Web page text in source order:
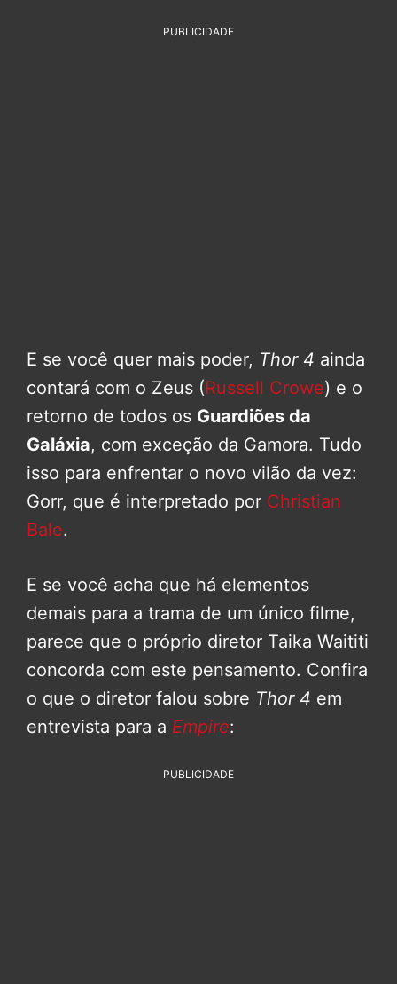
PUBLICIDADE
E se você quer mais poder, Thor 4 ainda
contará com o Zeus (Russell Crowe) e o
retorno de todos os Guardiões da
Galáxia, com exceção da Gamora. Tudo
isso para enfrentar o novo vilão da vez:
Gorr, que é interpretado por Christian
Bale.
E se você acha que há elementos
demais para a trama de um único filme,
parece que o próprio diretor Taika Waititi
concorda com este pensamento. Confira
o que o diretor falou sobre Thor 4 em
entrevista para a Empire:
PUBLICIDADE